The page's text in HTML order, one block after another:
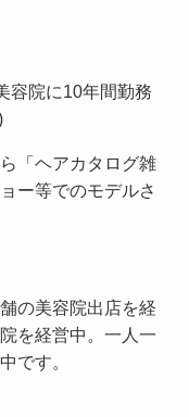
容院に10年間勤務
「ヘアカタログ雑
ー等でのモデルさ
の美容院出店を経
を経営中。一人一
です。